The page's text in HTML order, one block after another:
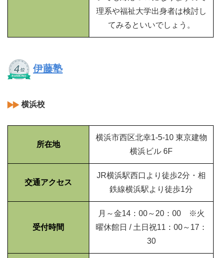
理系や福祉大学出身者は検討し
てみるといいでしょう。
伊藤塾
横浜校
所在地
横浜市西区北幸1-5-10 東京建物
横浜ビル 6F
交通アクセス
JR横浜駅西口より徒歩2分・相
鉄線横浜駅より徒歩1分
受付時間
月～金14：00～20：00 ※火
曜休館日 / 土日祝11：00～17：
30